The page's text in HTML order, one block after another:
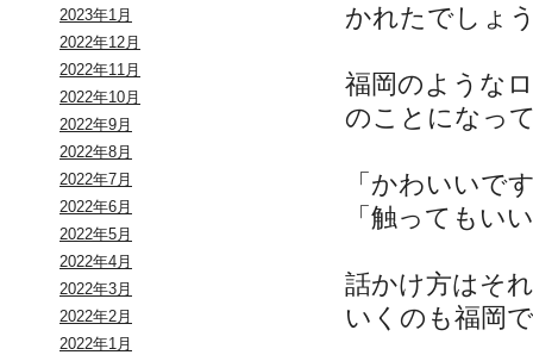
2023年1月
2022年12月
2022年11月
2022年10月
2022年9月
2022年8月
2022年7月
2022年6月
2022年5月
2022年4月
2022年3月
2022年2月
2022年1月
かれたでしょ
福岡のような
のことになっ
「かわいいで
「触ってもい
話かけ方はそ
いくのも福岡